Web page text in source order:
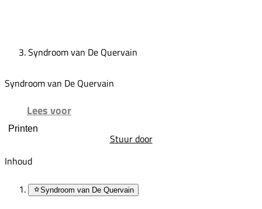
Syndroom van De Quervain
Syndroom van De Quervain
Lees voor
Printen
Stuur door
Inhoud
Syndroom van De Quervain